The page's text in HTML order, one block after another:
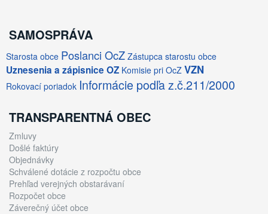
SAMOSPRÁVA
Starosta obce Poslanci OcZ Zástupca starostu obce
Uznesenia a zápisnice OZ Komisie pri OcZ VZN
Rokovací poriadok Informácie podľa z.č.211/2000
TRANSPARENTNÁ OBEC
Zmluvy
Došlé faktúry
Objednávky
Schválené dotácie z rozpočtu obce
Prehľad verejných obstarávaní
Rozpočet obce
Záverečný účet obce